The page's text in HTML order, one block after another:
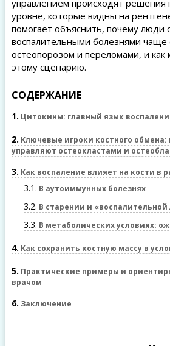
управлением происходят решения
уровне, которые видны на
помогает объяснить, почему люди
воспалительными болезнями чаще
остеопорозом и переломами, и
этому сценарию.
СОДЕРЖАНИЕ
1 Цитокины: главный язык
2 Ключевые игроки костного
управляют остеокластами и
3 Как воспаление влияет на кости в
3.1 В аутоиммунных болезнях
3.2 В старении и
3.3 В метаболических условиях:
4 Как сохранить костную массу в
5 Практические примеры и
врачом
6 Заключение